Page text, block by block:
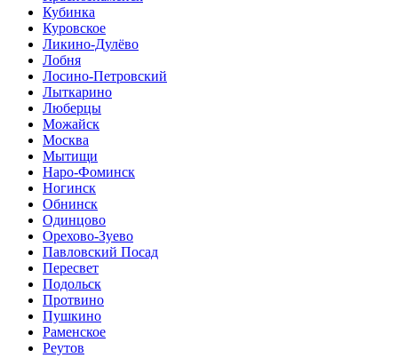
Кубинка
Куровское
Ликино-Дулёво
Лобня
Лосино-Петровский
Лыткарино
Люберцы
Можайск
Москва
Мытищи
Наро-Фоминск
Ногинск
Обнинск
Одинцово
Орехово-Зуево
Павловский Посад
Пересвет
Подольск
Протвино
Пушкино
Раменское
Реутов